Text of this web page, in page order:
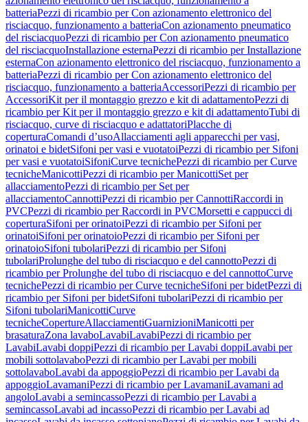
batteriaPezzi di ricambio per Con azionamento elettronico del
risciacquo, funzionamento a batteriaCon azionamento pneumatico
del risciacquoPezzi di ricambio per Con azionamento pneumatico
del risciacquoInstallazione esternaPezzi di ricambio per Installazione
esternaCon azionamento elettronico del risciacquo, funzionamento a
batteriaPezzi di ricambio per Con azionamento elettronico del
risciacquo, funzionamento a batteriaAccessoriPezzi di ricambio per
AccessoriKit per il montaggio grezzo e kit di adattamentoPezzi di
ricambio per Kit per il montaggio grezzo e kit di adattamentoTubi di
risciacquo, curve di risciacquo e adattatoriPlacche di
coperturaComandi d’usoAllacciamenti agli apparecchi per vasi,
orinatoi e bidetSifoni per vasi e vuotatoiPezzi di ricambio per Sifoni
per vasi e vuotatoiSifoniCurve tecnichePezzi di ricambio per Curve
tecnicheManicottiPezzi di ricambio per ManicottiSet per
allacciamentoPezzi di ricambio per Set per
allacciamentoCannottiPezzi di ricambio per CannottiRaccordi in
PVCPezzi di ricambio per Raccordi in PVCMorsetti e cappucci di
coperturaSifoni per orinatoiPezzi di ricambio per Sifoni per
orinatoiSifoni per orinatoioPezzi di ricambio per Sifoni per
orinatoioSifoni tubolariPezzi di ricambio per Sifoni
tubolariProlunghe del tubo di risciacquo e del cannottoPezzi di
ricambio per Prolunghe del tubo di risciacquo e del cannottoCurve
tecnichePezzi di ricambio per Curve tecnicheSifoni per bidetPezzi di
ricambio per Sifoni per bidetSifoni tubolariPezzi di ricambio per
Sifoni tubolariManicottiCurve
tecnicheCopertureAllacciamentiGuarnizioniManicotti per
brasaturaZona lavaboLavabiLavabiPezzi di ricambio per
LavabiLavabi doppiPezzi di ricambio per Lavabi doppiLavabi per
mobili sottolavaboPezzi di ricambio per Lavabi per mobili
sottolavaboLavabi da appoggioPezzi di ricambio per Lavabi da
appoggioLavamaniPezzi di ricambio per LavamaniLavamani ad
angoloLavabi a semincassoPezzi di ricambio per Lavabi a
semincassoLavabi ad incassoPezzi di ricambio per Lavabi ad